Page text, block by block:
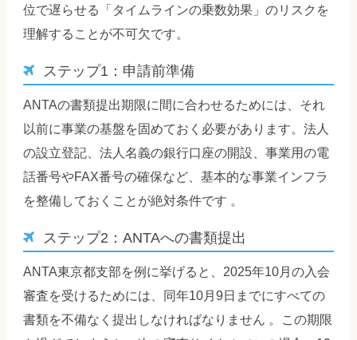
位で遅らせる「タイムラインの乗数効果」のリスクを
理解することが不可欠です。
ステップ1：申請前準備
ANTAの書類提出期限に間に合わせるためには、それ
以前に事業の基盤を固めておく必要があります。法人
の設立登記、法人名義の銀行口座の開設、事業用の電
話番号やFAX番号の確保など、基本的な事業インフラ
を整備しておくことが絶対条件です 。
ステップ2：ANTAへの書類提出
ANTA東京都支部を例に挙げると、2025年10月の入会
審査を受けるためには、同年10月9日までにすべての
書類を不備なく提出しなければなりません 。この期限